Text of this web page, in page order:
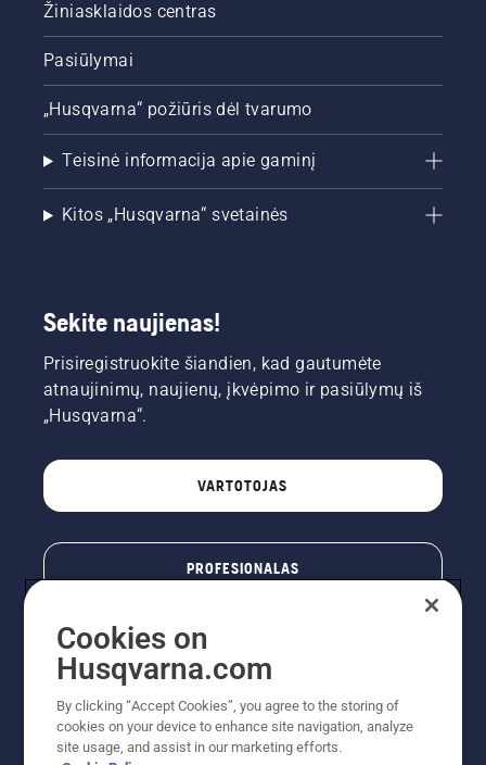
Žiniasklaidos centras
Pasiūlymai
„Husqvarna“ požiūris dėl tvarumo
Teisinė informacija apie gaminį
Kitos „Husqvarna“ svetainės
Sekite naujienas!
Prisiregistruokite šiandien, kad gautumėte
atnaujinimų, naujienų, įkvėpimo ir pasiūlymų iš
„Husqvarna“.
VARTOTOJAS
PROFESIONALAS
Cookies on
Husqvarna.com
By clicking “Accept Cookies”, you agree to the storing of
cookies on your device to enhance site navigation, analyze
site usage, and assist in our marketing efforts.